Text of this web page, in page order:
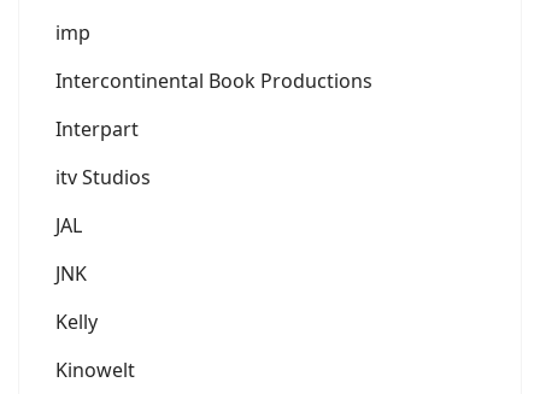
imp
Intercontinental Book Productions
Interpart
itv Studios
JAL
JNK
Kelly
Kinowelt